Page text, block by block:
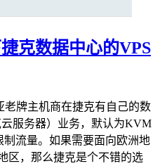
克数据中心的VPS
老牌主机商在捷克有自己的数
服务器）业务，默认为KVM
制流量。如果需要面向欧洲地
区，那么捷克是个不错的选